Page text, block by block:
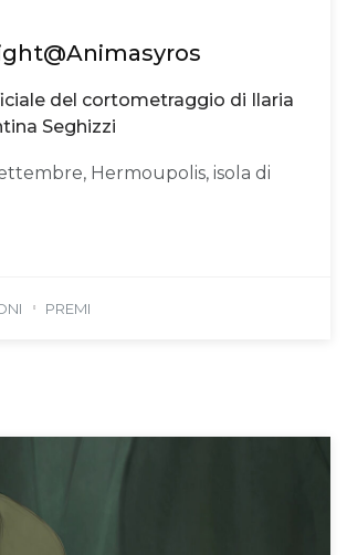
del cortometraggio di Ilaria
Seghizzi
Hermoupolis, isola di
PREMI